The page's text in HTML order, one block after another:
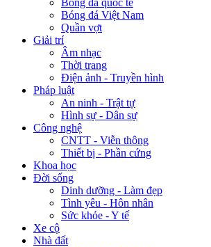
Bóng đá quốc tế
Bóng đá Việt Nam
Quần vợt
Giải trí
Âm nhạc
Thời trang
Điện ảnh - Truyền hình
Pháp luật
An ninh - Trật tự
Hình sự - Dân sự
Công nghệ
CNTT - Viễn thông
Thiết bị - Phần cứng
Khoa học
Đời sống
Dinh dưỡng - Làm đẹp
Tình yêu - Hôn nhân
Sức khỏe - Y tế
Xe cộ
Nhà đất